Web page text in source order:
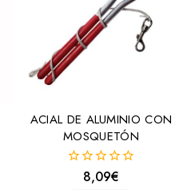
ACIAL DE ALUMINIO CON
MOSQUETÓN
8,09€